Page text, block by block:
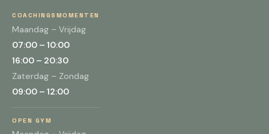
COACHINGSMOMENTEN
Maandag – Vrijdag
07:00 – 10:00
16:00 – 20:30
Zaterdag – Zondag
09:00 – 12:00
OPEN GYM